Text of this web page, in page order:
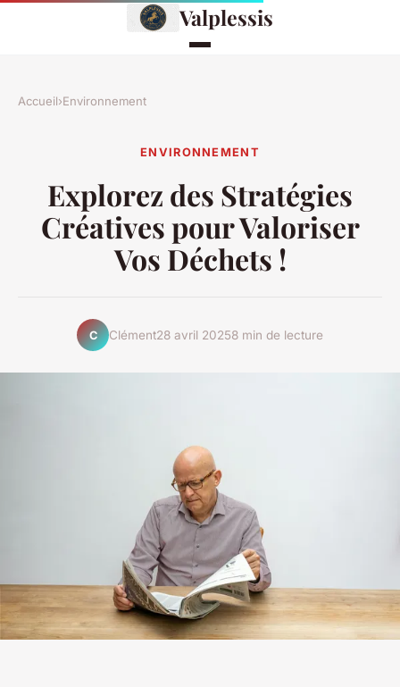
Valplessis
Accueil›Environnement
ENVIRONNEMENT
Explorez des Stratégies
Créatives pour Valoriser
Vos Déchets !
C Clément28 avril 20258 min de lecture